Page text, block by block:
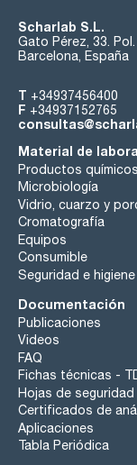
Scharlab S.L.
Gato Pérez, 33.
Barcelona, España
T +34937456400
F +34937152765
Material de
Productos químicos
Microbiología
Vidrio, cuarzo y
Cromatografía
Equipos
Consumible
Seguridad e higiene
Documentación
Publicaciones
Videos
FAQ
Fichas técnicas -
Hojas de seguridad
Certificados de
Aplicaciones
Tabla Periódica